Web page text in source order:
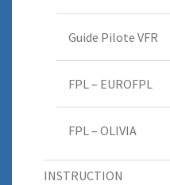
Guide Pilote VFR
FPL – EUROFPL
FPL – OLIVIA
INSTRUCTION